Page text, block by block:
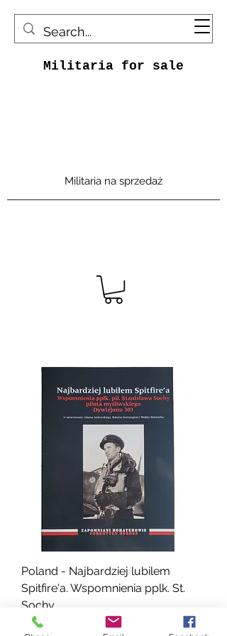
Militaria for sale
Militaria na sprzedaż
Poland - Najbardziej lubilem
Spitfire'a. Wspomnienia pplk. St.
Sochy
Cena
25,00 USD